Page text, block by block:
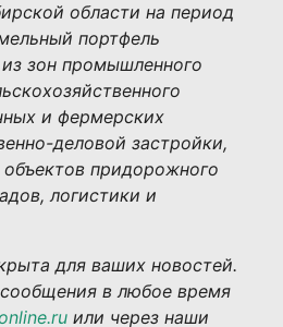
области на период
портфель
зон промышленного
и фермерских
деловой застройки,
придорожного
логистики и
для ваших новостей.
в любое время
или через наши